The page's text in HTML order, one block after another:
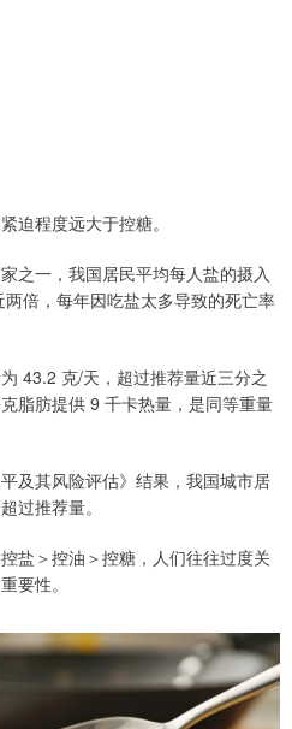
迫程度远大于控糖。
之一，我国居民平均每人盐的摄入
倍，每年因吃盐太多导致的死亡率
43.2 克/天，超过推荐量近三分之
脂肪提供 9 千卡热量，是同等重量
及其风险评估》结果，我国城市居
过推荐量。
盐＞控油＞控糖，人们往往过度关
要性。